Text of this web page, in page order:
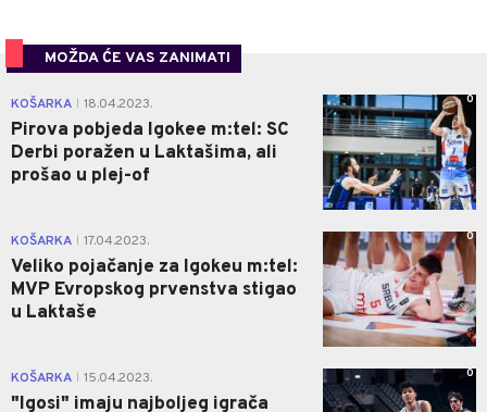
MOŽDA ĆE VAS ZANIMATI
KOŠARKA 18.04.2023.
Pirova pobjeda Igokee m:tel: SC
Derbi poražen u Laktašima, ali
prošao u plej-of
0
KOŠARKA 17.04.2023.
Veliko pojačanje za Igokeu m:tel:
MVP Evropskog prvenstva stigao
u Laktaše
0
KOŠARKA 15.04.2023.
"Igosi" imaju najboljeg igrača
0